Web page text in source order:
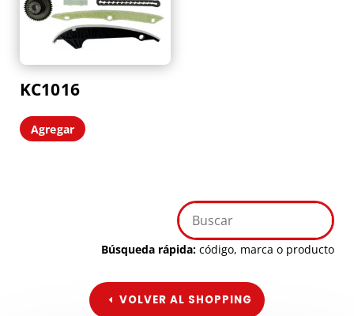
KC1016
Agregar
Búsqueda rápida: código, marca o producto
VOLVER AL SHOPPING